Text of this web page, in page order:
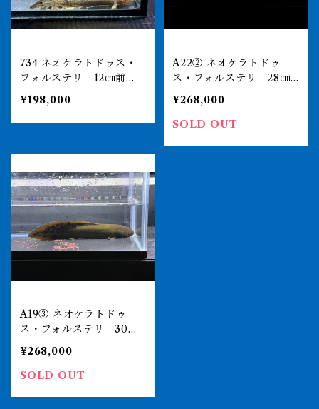
734 ネオケラトドゥス・
フォルステリ 12㎝前
後 ブリスベンリバー 証
明書あり 2310
¥198,000
A22② ネオケラトドゥ
ス・フォルステリ 28㎝
前後 パインリバー 証明
書あり 2310
¥268,000
SOLD OUT
A19③ ネオケラトドゥ
ス・フォルステリ 30㎝
前後 パインリバー 証明
書あり 4579
¥268,000
SOLD OUT